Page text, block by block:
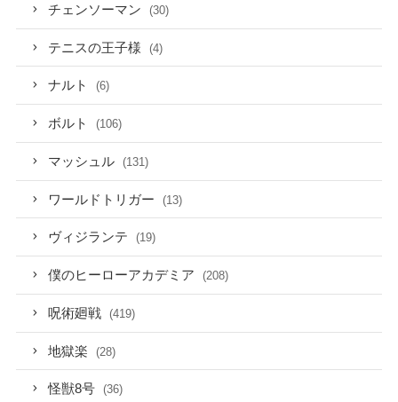
チェンソーマン (30)
テニスの王子様 (4)
ナルト (6)
ボルト (106)
マッシュル (131)
ワールドトリガー (13)
ヴィジランテ (19)
僕のヒーローアカデミア (208)
呪術廻戦 (419)
地獄楽 (28)
怪獣8号 (36)